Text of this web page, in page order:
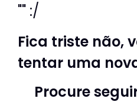
"" :/
Fica triste não,
tentar uma
Procure